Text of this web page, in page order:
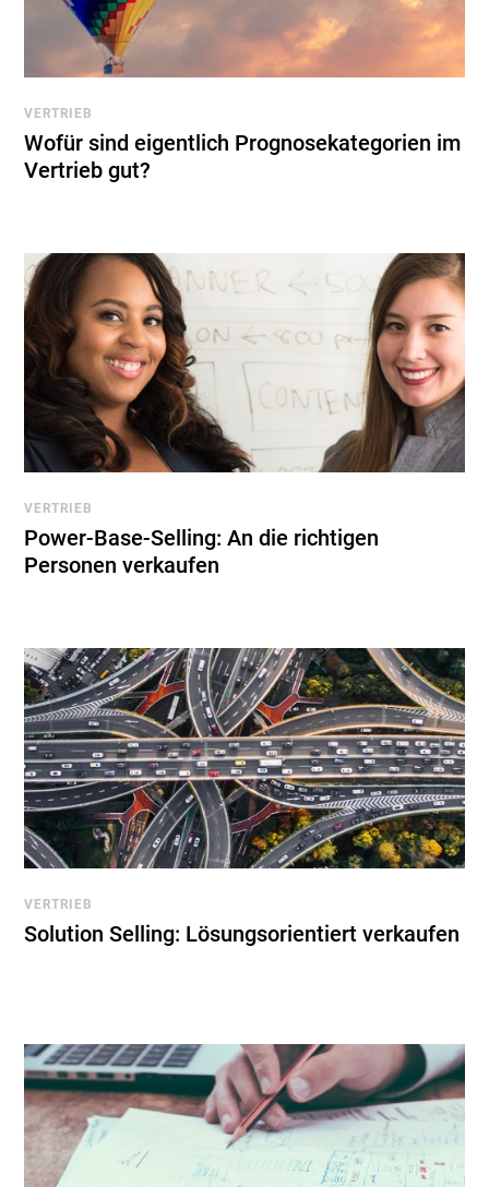
VERTRIEB
Wofür sind eigentlich Prognosekategorien im
Vertrieb gut?
VERTRIEB
Power-Base-Selling: An die richtigen
Personen verkaufen
VERTRIEB
Solution Selling: Lösungsorientiert verkaufen